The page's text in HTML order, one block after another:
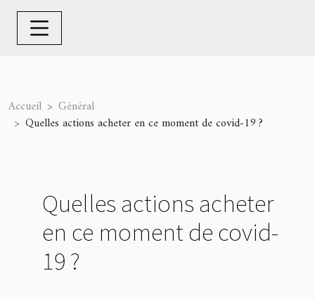
Accueil
Général
Quelles actions acheter en ce moment de covid-19 ?
Quelles actions acheter
en ce moment de covid-
19 ?